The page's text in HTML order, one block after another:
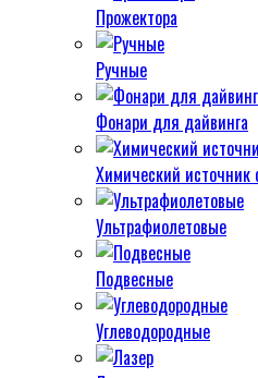
Прожектора
Ручные
Фонари для дайвинга
Химический источник
Ультрафиолетовые
Подвесные
Углеводородные